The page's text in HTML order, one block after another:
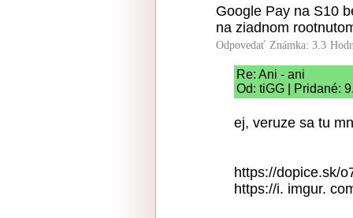
Google Pay na S10
na ziadnom
Odpovedať Známka: 3.3
Re: Ani - ani
Od: tiGG | Pridané:
ej, veruze sa tu
https://dopice.sk/
https://i. imgur.